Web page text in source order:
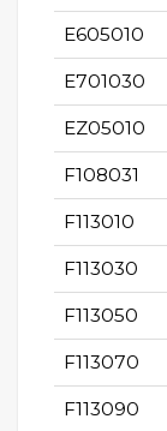
E605010
E701030
EZ05010
F108031
F113010
F113030
F113050
F113070
F113090